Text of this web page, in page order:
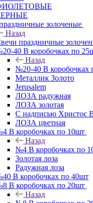
золоченые
Назад
праздничные
40 В коробочках по
Назад
№20-40 В коробочках
Металлик Золото
Jerusalem
ЛОЗА радужная
ЛОЗА золотая
С надписью Христос
ЛОЗА цветная
В коробочках по 10шт
Назад
№4 В коробочках по
Золотая лоза
Радужная лоза
В коробочках по 40шт
В коробочках по 20шт
Назад